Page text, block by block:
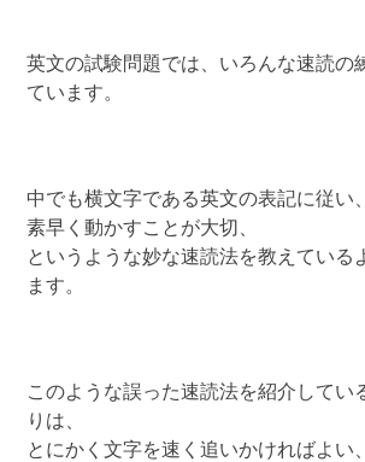
英文の試験問題では、いろんな速読の
ています。
中でも横文字である英文の表記に従い
素早く動かすことが大切、
というような妙な速読法を教えている
ます。
このような誤った速読法を紹介してい
りは、
とにかく文字を速く追いかければよい